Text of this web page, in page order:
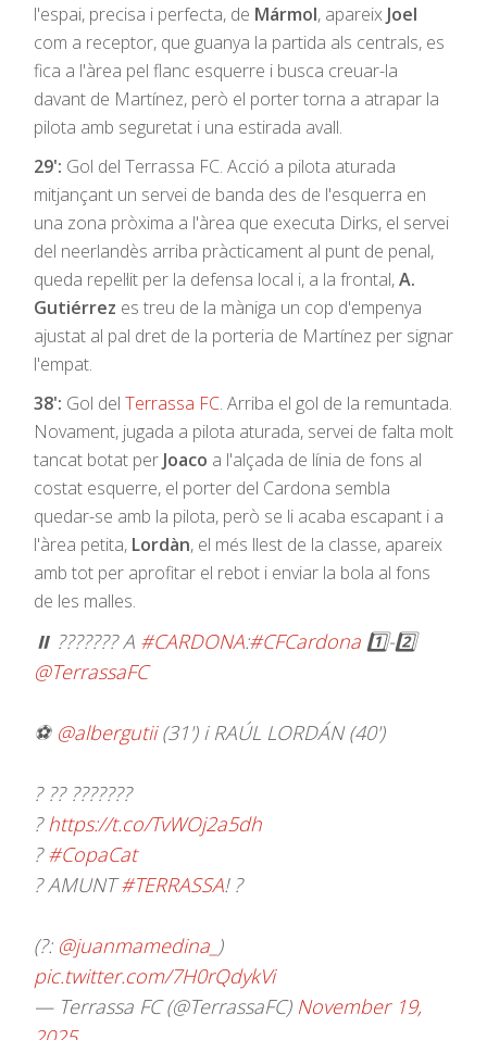
l'espai, precisa i perfecta, de Mármol, apareix Joel
com a receptor, que guanya la partida als centrals, es
fica a l'àrea pel flanc esquerre i busca creuar-la
davant de Martínez, però el porter torna a atrapar la
pilota amb seguretat i una estirada avall.
29': Gol del Terrassa FC. Acció a pilota aturada
mitjançant un servei de banda des de l'esquerra en
una zona pròxima a l'àrea que executa Dirks, el servei
del neerlandès arriba pràcticament al punt de penal,
queda repel·lit per la defensa local i, a la frontal,A.
Gutiérrez es treu de la màniga un cop d'empenya
ajustat al pal dret de la porteria de Martínez per signar
l'empat.
38': Gol del Terrassa FC. Arriba el gol de la remuntada.
Novament, jugada a pilota aturada, servei de falta molt
tancat botat per Joaco a l'alçada de línia de fons al
costat esquerre, el porter del Cardona sembla
quedar-se amb la pilota, però se li acaba escapant i a
l'àrea petita, Lordàn, el més llest de la classe, apareix
amb tot per aprofitar el rebot i enviar la bola al fons
de les malles.
⏸️ ??????? A #CARDONA:#CFCardona 1️⃣-2️⃣
@TerrassaFC
⚽ @albergutii(31') i RAÚL LORDÁN (40')
? ?? ???????
?https://t.co/TvWOj2a5dh
?#CopaCat
? AMUNT#TERRASSA! ?
(?: @juanmamedina_ )
pic.twitter.com/7H0rQdykVi
— Terrassa FC (@TerrassaFC) November 19,